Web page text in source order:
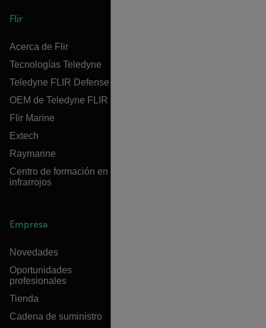
Flir
Acerca de Flir
Tecnologías Teledyne
Teledyne FLIR Defense
OEM de Teledyne FLIR
Flir Marine
Extech
Raymarine
Centro de formación en
infrarrojos
Empresa
Novedades
Oportunidades
profesionales
Tienda
Cadena de suministro